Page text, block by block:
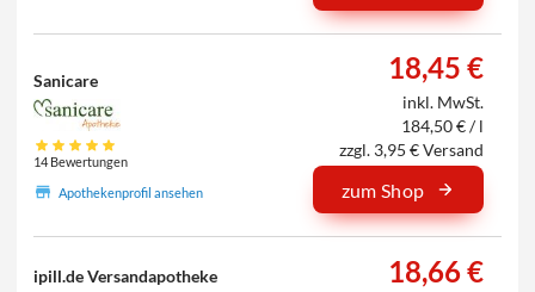
Sanicare
14 Bewertungen
Apothekenprofil ansehen
18,45 €
inkl. MwSt.
184,50 € / l
zzgl. 3,95 € Versand
zum Shop
ipill.de Versandapotheke 18,66 €